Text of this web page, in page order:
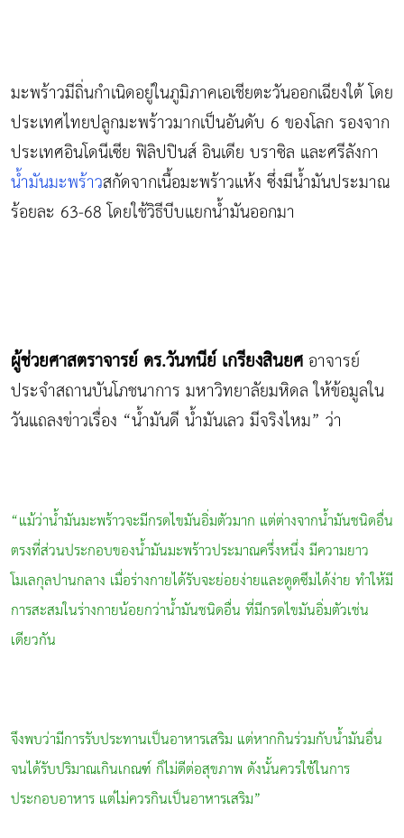
มะพร้าวมีถิ่นกำเนิดอยู่ในภูมิภาคเอเชียตะวันออกเฉียงใต้ โดย
ประเทศไทยปลูกมะพร้าวมากเป็นอันดับ 6 ของโลก รองจาก
ประเทศอินโดนีเซีย ฟิลิปปินส์ อินเดีย บราซิล และศรีลังกา
น้ำมันมะพร้าวสกัดจากเนื้อมะพร้าวแห้ง ซึ่งมีน้ำมันประมาณ
ร้อยละ 63-68 โดยใช้วิธีบีบแยกน้ำมันออกมา
ผู้ช่วยศาสตราจารย์ ดร.วันทนีย์ เกรียงสินยศอาจารย์
ประจำสถานบันโภชนาการ มหาวิทยาลัยมหิดล ให้ข้อมูลใน
วันแถลงข่าวเรื่อง “น้ำมันดี น้ำมันเลว มีจริงไหม” ว่า
“แม้ว่าน้ำมันมะพร้าวจะมีกรดไขมันอิ่มตัวมาก แต่ต่างจากน้ำมันชนิดอื่น
ตรงที่ส่วนประกอบของน้ำมันมะพร้าวประมาณครึ่งหนึ่ง มีความยาว
โมเลกุลปานกลาง เมื่อร่างกายได้รับจะย่อยง่ายและดูดซึมได้ง่าย ทำให้มี
การสะสมในร่างกายน้อยกว่าน้ำมันชนิดอื่น ที่มีกรดไขมันอิ่มตัวเช่น
เดียวกัน
จึงพบว่ามีการรับประทานเป็นอาหารเสริม แต่หากกินร่วมกับน้ำมันอื่น
จนได้รับปริมาณเกินเกณฑ์ ก็ไม่ดีต่อสุขภาพ ดังนั้นควรใช้ในการ
ประกอบอาหาร แต่ไม่ควรกินเป็นอาหารเสริม”